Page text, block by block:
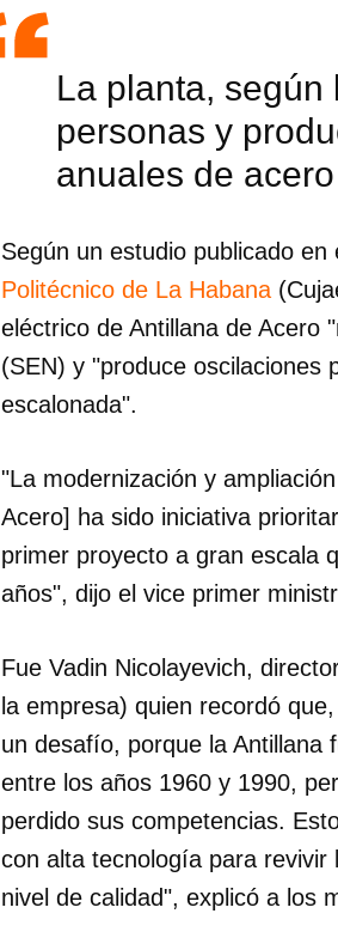
Para poder
cuenta de
La planta, según
personas y
anuales de
Según un estudio publicado
Politécnico de La Habana
eléctrico de Antillana de Acero
(SEN) y "produce oscilaciones
escalonada".
"La modernización y
Acero] ha sido iniciativa
primer proyecto a gran escala
años", dijo el vice primer
Fue Vadin Nicolayevich,
la empresa) quien recordó
un desafío, porque la Antillana
entre los años 1960 y 1990,
perdido sus competencias.
con alta tecnología para
nivel de calidad", explicó a los